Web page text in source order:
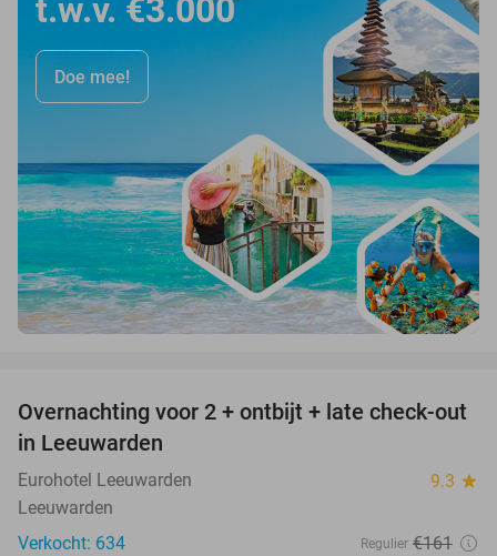
t.w.v. €3.000
Doe mee!
39%
Overnachting voor 2 + ontbijt + late check-out
in Leeuwarden
Eurohotel Leeuwarden 9.3 star
Leeuwarden
Verkocht: 634
Regulier €161